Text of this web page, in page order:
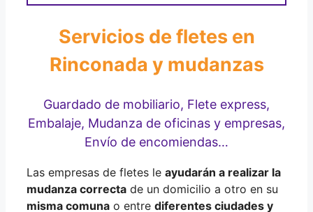
Servicios de fletes en
Rinconada y mudanzas
Guardado de mobiliario, Flete express,
Embalaje, Mudanza de oficinas y empresas,
Envío de encomiendas…
Las empresas de fletes le ayudarán a realizar la
mudanza correcta de un domicilio a otro en su
misma comuna o entre diferentes ciudades y